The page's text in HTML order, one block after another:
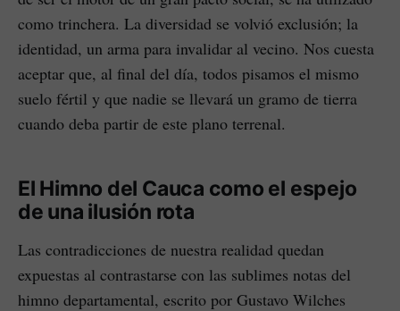
como trinchera. La diversidad se volvió exclusión; la
identidad, un arma para invalidar al vecino. Nos cuesta
aceptar que, al final del día, todos pisamos el mismo
suelo fértil y que nadie se llevará un gramo de tierra
cuando deba partir de este plano terrenal.
El Himno del Cauca como el espejo
de una ilusión rota
Las contradicciones de nuestra realidad quedan
expuestas al contrastarse con las sublimes notas del
himno departamental, escrito por Gustavo Wilches